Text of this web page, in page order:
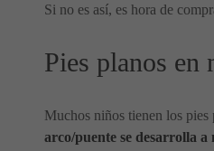
Si no es así, es hora de
Pies planos en
Muchos niños tienen los pies
arco/puente se desarrolla a